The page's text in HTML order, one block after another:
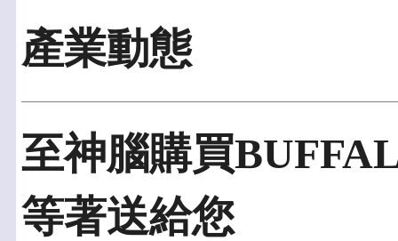
產業動態
至神腦購買
等著送給您